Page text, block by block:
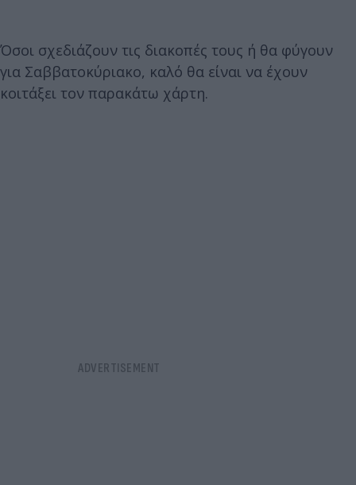
Όσοι σχεδιάζουν τις διακοπές τους ή θα φύγουν
για Σαββατοκύριακο, καλό θα είναι να έχουν
κοιτάξει τον παρακάτω χάρτη.